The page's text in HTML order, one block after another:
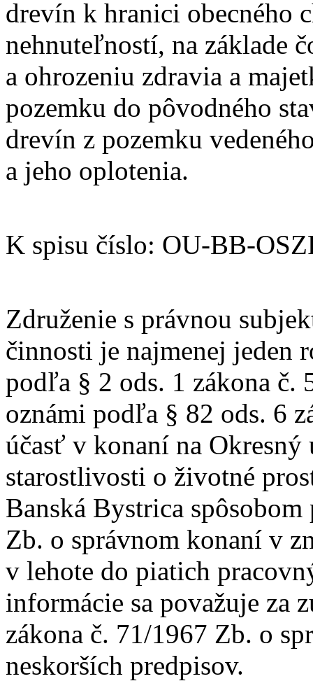
drevín k hranici obecného
nehnuteľností, na základe
a ohrozeniu zdravia a
pozemku do pôvodného
drevín z pozemku
a jeho oplotenia.
K spisu číslo: OU-BB-
Združenie s právnou
činnosti je najmenej jeden
podľa § 2 ods. 1 zákona č.
oznámi podľa § 82 ods. 6
účasť v konaní na
starostlivosti o životné
Banská Bystrica
Zb. o správnom konaní v
v lehote do piatich
informácie sa považuje za
zákona č. 71/1967 Zb. o
neskorších predpisov.